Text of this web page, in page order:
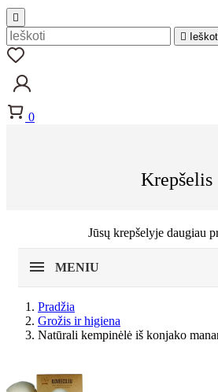


0
Krepšelis
Jūsų krepšelyje daugiau
MENIU
Pradžia
Grožis ir higiena
Natūrali kempinėlė iš konjako